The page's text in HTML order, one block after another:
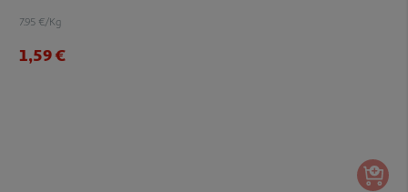
7.95 €/Kg
1,59 €